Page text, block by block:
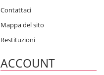
Contattaci
Mappa del sito
Restituzioni
ACCOUNT